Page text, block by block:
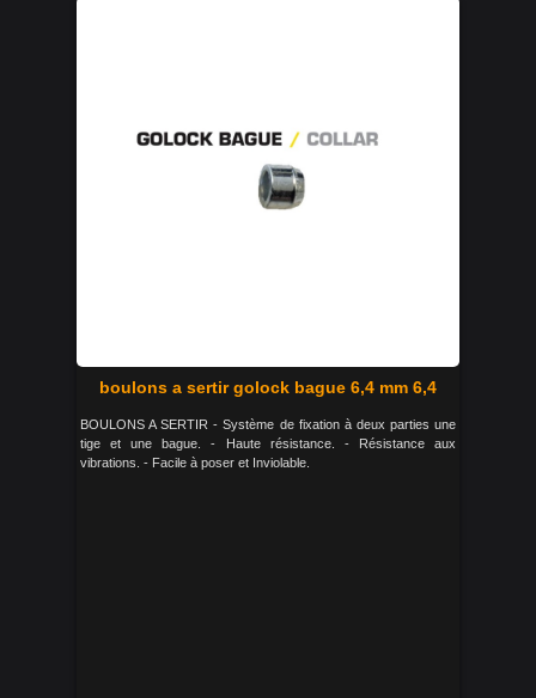
boulons a sertir golock bague 6,4 mm 6,4
BOULONS A SERTIR - Système de fixation à deux parties une
tige et une bague. - Haute résistance. - Résistance aux
vibrations. - Facile à poser et Inviolable.